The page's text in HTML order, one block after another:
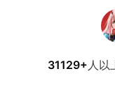
31129+人以